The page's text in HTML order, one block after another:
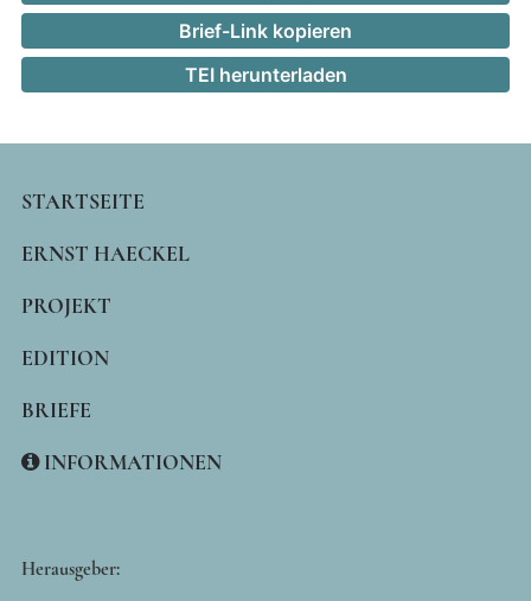
Brief-Link kopieren
TEI herunterladen
MAIN
NAVIGATION
STARTSEITE
ERNST HAECKEL
PROJEKT
EDITION
BRIEFE
INFORMATIONEN
Herausgeber: